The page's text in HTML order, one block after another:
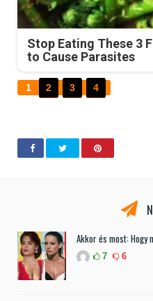
Stop Eating These 3
to Cause Parasites
1 2 3 4
Akkor és most: Hogy
7 6